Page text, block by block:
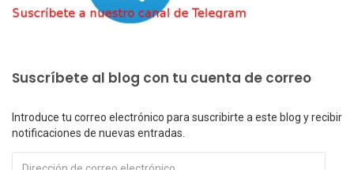
Suscríbete al blog con tu cuenta de correo
Introduce tu correo electrónico para suscribirte a este blog y recibir
notificaciones de nuevas entradas.